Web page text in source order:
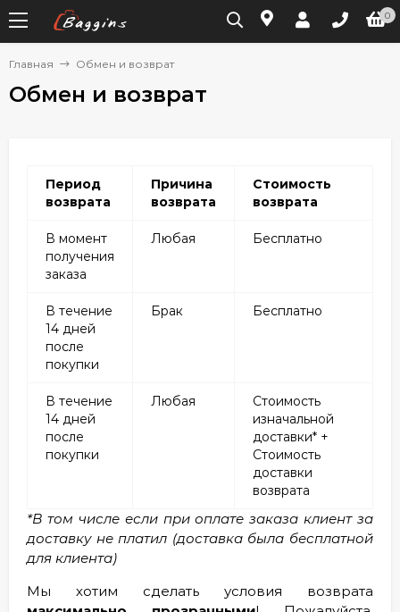
0
Главная Обмен и возврат
Обмен и возврат
Период
возврата
Причина
возврата
Стоимость
возврата
В момент
получения
заказа
Любая Бесплатно
В течение
14 дней
после
покупки
Брак Бесплатно
В течение
14 дней
после
покупки
Любая
Стоимость
изначальной
доставки* +
Стоимость
доставки
возврата
*В том числе если при оплате заказа клиент за
доставку не платил (доставка была бесплатной
для клиента)
Мы хотим сделать условия возврата